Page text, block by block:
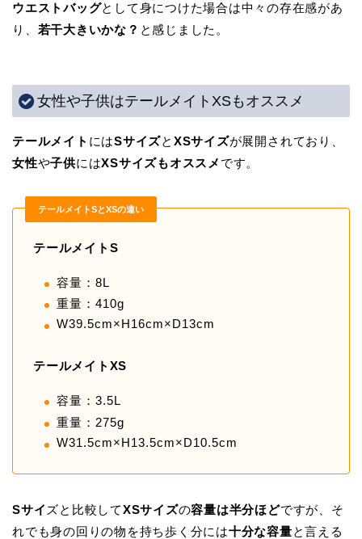
ウエストバッグとして身につけた場合は中々の存在感があ
り、 若干大きいかな？ と感じました。
女性や子供はテールメイトXSもオススメ
テールメイト にはSサイズと XSサイズが展開されており、
女性や子供にはXSサイズもオススメ です。
テールメイトSとXSの違い
テールメイトS
容量：8L
重量：410g
W39.5cm×H16cm×D13cm
テールメイトXS
容量：3.5L
重量：275g
W31.5cm×H13.5cm×D10.5cm
Sサイ ズと比較してXSサイズの容量は半分ほどですが、そ
れでも身の回りの物を持ち歩く分には十分な容量と言える